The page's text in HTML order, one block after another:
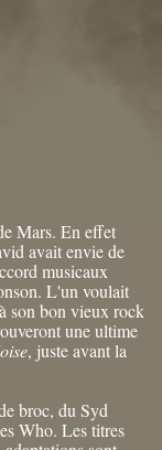
Mars. En effet
avait envie de
musicaux
L'un voulait
son bon vieux rock
une ultime
, juste avant la
broc, du Syd
Who. Les titres